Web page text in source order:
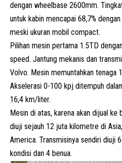
dengan wheelbase 2600mm.
untuk kabin mencapai 68,7%
meski ukuran mobil compact.
Pilihan mesin pertama 1.5TD
speed. Jantung mekanis dan
Volvo. Mesin memuntahkan tenaga
Akselerasi 0-100 kpj ditempuh
16,4 km/liter.
Mesin di atas, karena akan dijual ke
diuji sejauh 12 juta kilometre di
America. Transmisinya sendiri diuji
kondisi dan 4 benua.